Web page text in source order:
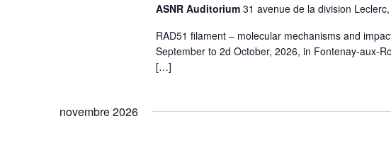
ASNR Auditorium 31 avenue de la division
RAD51 filament – molecular mechanisms and
September to 2d October, 2026, in Fontenay-aux-
[…]
novembre 2026